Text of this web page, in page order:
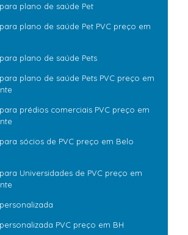
plano de saúde Pet
plano de saúde Pet PVC preço em
plano de saúde Pets
plano de saúde Pets PVC preço em
prédios comerciais PVC preço em
sócios de PVC preço em Belo
Universidades de PVC preço em
PVC preço em BH